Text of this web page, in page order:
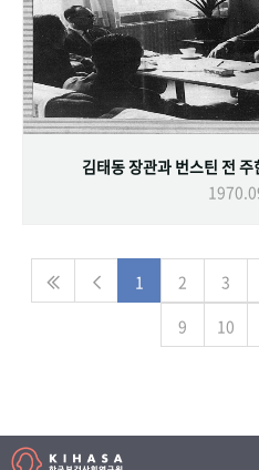
김태동 장관과 번스틴 전
1 2 3
9
10